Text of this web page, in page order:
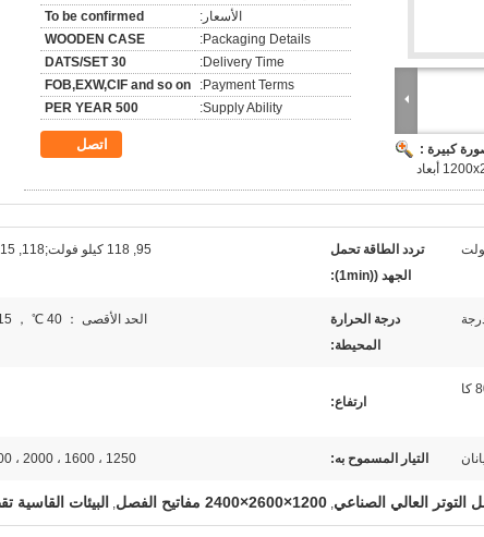
كبيرة :
الأسعار:
To be confirmed
Packaging Details:
WOODEN CASE
Delivery Time:
30 DATS/SET
Payment Terms:
FOB,EXW,CIF and so on
Supply Ability:
500 PER YEAR
اتصل
تردد الطاقة تحمل
الجهد ((1min):
95, 118 كيلو فولت;118, 215 كيلو فولت
درجة الحرارة
المحيطة:
الحد الأقصى ： 40 ℃ ， min ： -15 ℃
ارتفاع:
التيار المسموح به: 1250 ، 1600 ، 2000 ، 2500 ، 3150 أ
التوتر العالي الصناعي, 1200×2600×2400 مفاتيح الفصل , البيئات القاسية